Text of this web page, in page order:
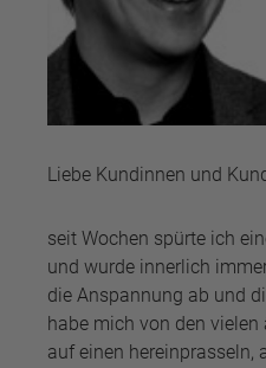
Liebe Kundinnen und
seit Wochen spürte ich
und wurde innerlich
die Anspannung ab und
habe mich von den vielen
auf einen hereinprasseln,